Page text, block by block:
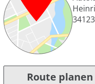
34123
Route planen